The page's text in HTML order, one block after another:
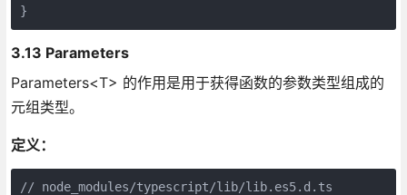
3.13 Parameters
Parameters<T> 的作用是用于获得函数的参数类型组成的
元组类型。
定义：
// node_modules/typescript/lib/lib.es5.d.ts